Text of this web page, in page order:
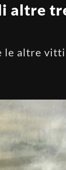
altre
le altre